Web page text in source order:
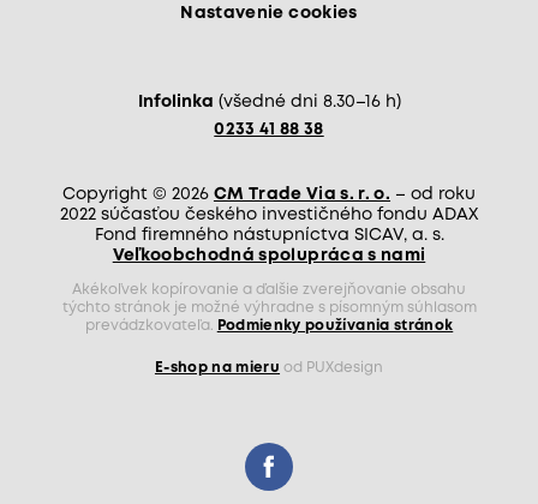
Nastavenie cookies
Infolinka (všedné dni 8.30–16 h)
0233 41 88 38
Copyright © 2026 CM Trade Via s. r. o. – od roku
2022 súčasťou českého investičného fondu ADAX
Fond firemného nástupníctva SICAV, a. s.
Veľkoobchodná spolupráca s nami
Akékoľvek kopírovanie a ďalšie zverejňovanie obsahu
týchto stránok je možné výhradne s písomným súhlasom
prevádzkovateľa.
Podmienky používania stránok
E-shop na mieru od PUXdesign